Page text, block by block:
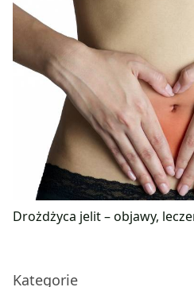
Drożdżyca jelit – objawy,
Kategorie